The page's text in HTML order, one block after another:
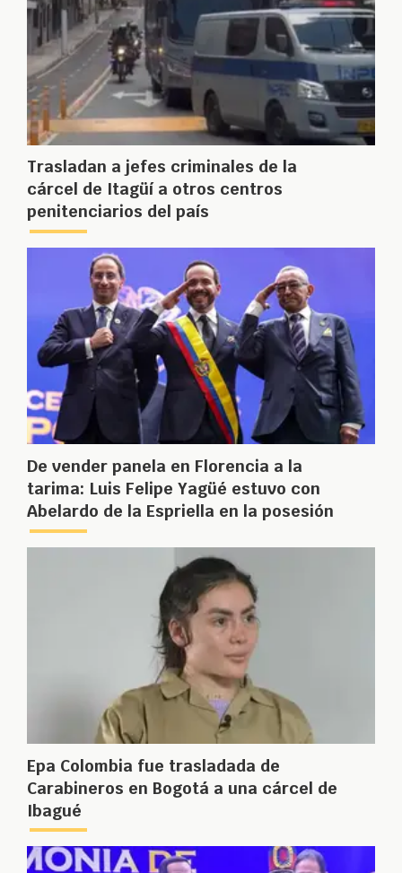
Trasladan a jefes criminales de la
cárcel de Itagüí a otros centros
penitenciarios del país
De vender panela en Florencia a la
tarima: Luis Felipe Yagüé estuvo con
Abelardo de la Espriella en la posesión
Epa Colombia fue trasladada de
Carabineros en Bogotá a una cárcel de
Ibagué